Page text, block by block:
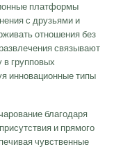
платформы
с друзьями и
отношения без
связывают
в групповых
инновационные типы
благодаря
и прямого
чувственные